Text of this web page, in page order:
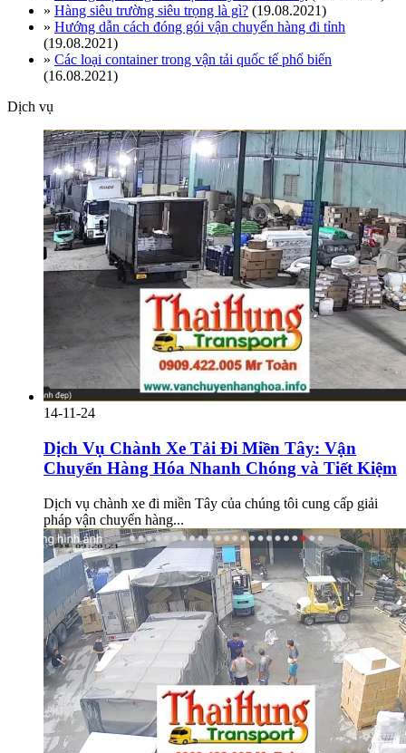
» Hàng siêu trường siêu trọng là gì? (19.08.2021)
» Hướng dẫn cách đóng gói vận chuyển hàng đi tỉnh
(19.08.2021)
» Các loại container trong vận tải quốc tế phổ biến
(16.08.2021)
Dịch vụ
14-11-24
Dịch Vụ Chành Xe Tải Đi Miền Tây: Vận
Chuyển Hàng Hóa Nhanh Chóng và Tiết Kiệm
Dịch vụ chành xe đi miền Tây của chúng tôi cung cấp giải
pháp vận chuyển hàng...